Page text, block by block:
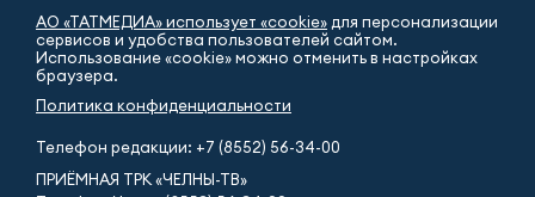
АО «ТАТМЕДИА» использует «cookie»для персонализации
сервисов и удобства пользователей сайтом.
Использование «cookie» можно отменить в настройках
браузера.
Политика конфиденциальности
Телефон редакции: +7 (8552) 56-34-00
ПРИЁМНАЯ ТРК «ЧЕЛНЫ-ТВ»